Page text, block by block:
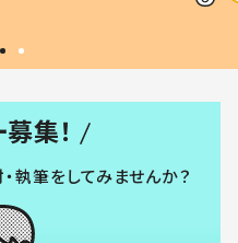
集！
執筆をしてみませんか？